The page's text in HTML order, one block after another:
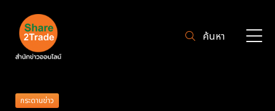
ค้นหา
กระดานข่าว